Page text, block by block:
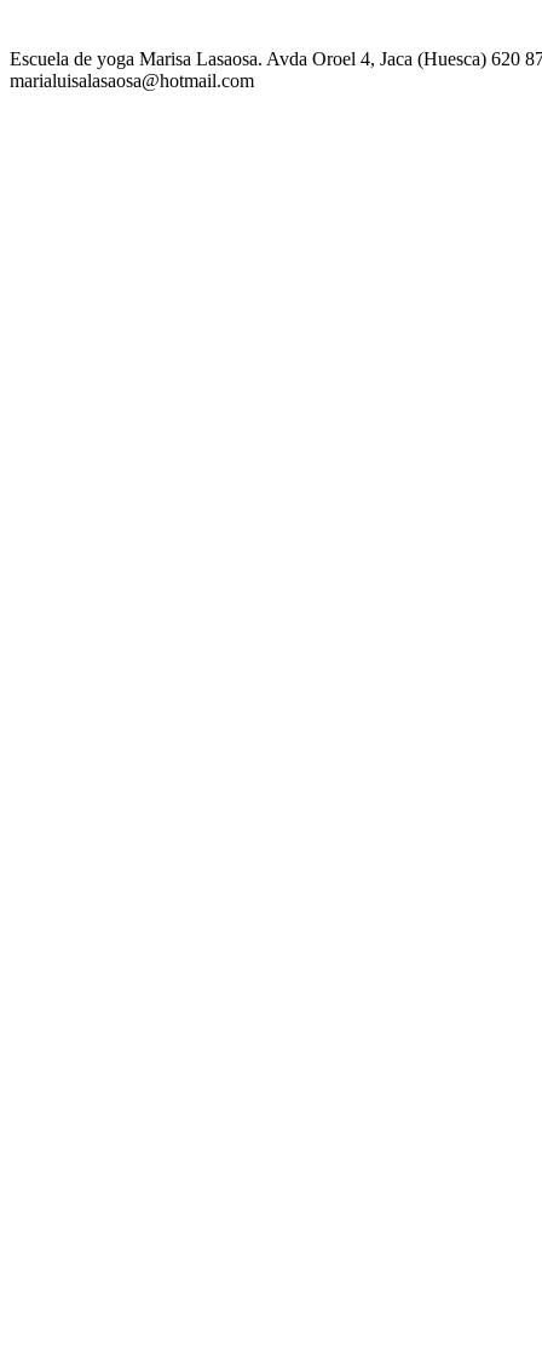
Escuela de yoga Marisa Lasaosa. Avda Oroel 4, Jaca (Huesca) 620
marialuisalasaosa@hotmail.com